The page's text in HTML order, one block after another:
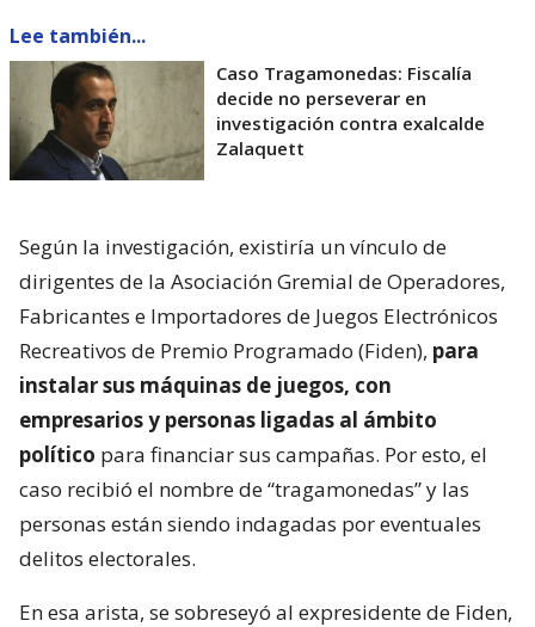
Lee también...
Caso Tragamonedas: Fiscalía
decide no perseverar en
investigación contra exalcalde
Zalaquett
Según la investigación, existiría un vínculo de
dirigentes de la Asociación Gremial de Operadores,
Fabricantes e Importadores de Juegos Electrónicos
Recreativos de Premio Programado (Fiden), para
instalar sus máquinas de juegos, con
empresarios y personas ligadas al ámbito
político para financiar sus campañas. Por esto, el
caso recibió el nombre de “tragamonedas” y las
personas están siendo indagadas por eventuales
delitos electorales.
En esa arista, se sobreseyó al expresidente de Fiden,